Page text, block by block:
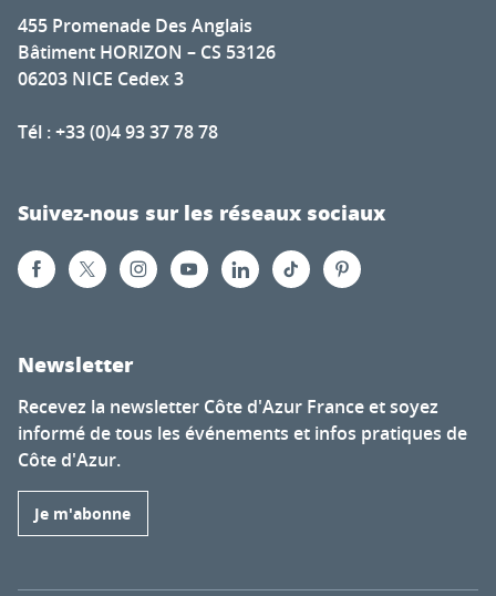
455 Promenade Des Anglais
Bâtiment HORIZON – CS 53126
06203 NICE Cedex 3
Tél : +33 (0)4 93 37 78 78
Suivez-nous sur les réseaux sociaux
Newsletter
Recevez la newsletter Côte d'Azur France et soyez
informé de tous les événements et infos pratiques de
Côte d'Azur.
Je m'abonne